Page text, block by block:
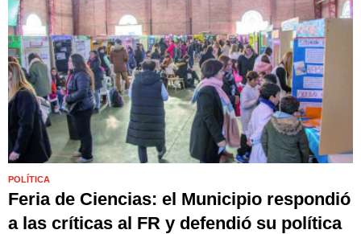
POLÍTICA
Feria de Ciencias: el Municipio respondió
a las críticas al FR y defendió su política